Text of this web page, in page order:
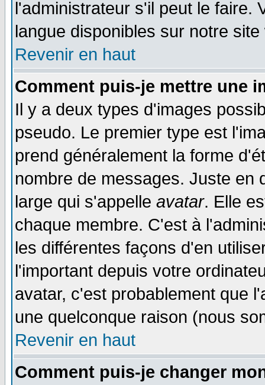
l'administrateur s'il peut le faire.
langue disponibles sur notre site
Revenir en haut
Comment puis-je mettre une
Il y a deux types d'images
pseudo. Le premier type est
prend généralement la forme
nombre de messages. Juste en
large qui s'appelle avatar. Elle
chaque membre. C'est à
les différentes façons d'en
l'important depuis votre
avatar, c'est probablement que
une quelconque raison (nous
Revenir en haut
Comment puis-je changer